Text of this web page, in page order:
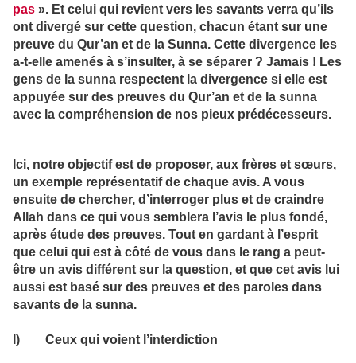
pas ». Et celui qui revient vers les savants verra qu’ils
ont divergé sur cette question, chacun étant sur une
preuve du Qur’an et de la Sunna. Cette divergence les
a-t-elle amenés à s’insulter, à se séparer ? Jamais ! Les
gens de la sunna respectent la divergence si elle est
appuyée sur des preuves du Qur’an et de la sunna
avec la compréhension de nos pieux prédécesseurs.
Ici, notre objectif est de proposer, aux frères et sœurs,
un exemple représentatif de chaque avis. A vous
ensuite de chercher, d’interroger plus et de craindre
Allah dans ce qui vous semblera l’avis le plus fondé,
après étude des preuves. Tout en gardant à l’esprit
que celui qui est à côté de vous dans le rang a peut-
être un avis différent sur la question, et que cet avis lui
aussi est basé sur des preuves et des paroles dans
savants de la sunna.
I) Ceux qui voient l’interdiction